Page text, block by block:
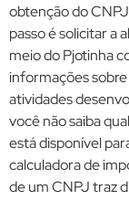
obtenção do
passo é solicitar a
meio do Pjotinha
informações
atividades
você não saiba
está disponível
calculadora de
de um CNPJ traz